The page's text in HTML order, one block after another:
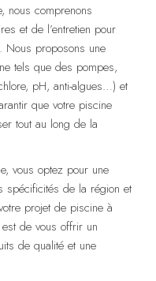
nous comprenons
et de l’entretien pour
Nous proposons une
tels que des pompes,
pH, anti-algues…) et
que votre piscine
tout au long de la
vous optez pour une
spécificités de la région et
projet de piscine à
de vous offrir un
de qualité et une